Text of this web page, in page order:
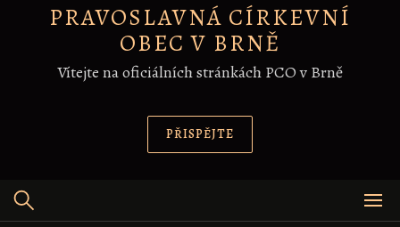
PRAVOSLAVNÁ CÍRKEVNÍ
OBEC V BRNĚ
Vítejte na oficiálních stránkách PCO v Brně
PŘISPĚJTE